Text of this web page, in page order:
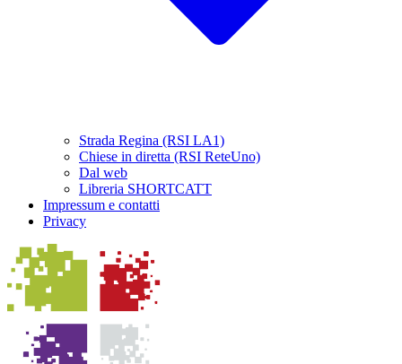
Strada Regina (RSI LA1)
Chiese in diretta (RSI ReteUno)
Dal web
Libreria SHORTCATT
Impressum e contatti
Privacy